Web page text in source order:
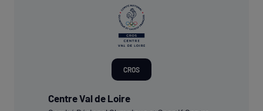
Centre Val de Loire
CROS